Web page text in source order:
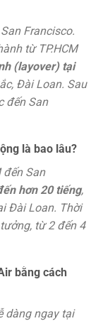
Francisco.
từ TP.HCM
(layover) tại
Đài Loan. Sau
đến San
là bao lâu?
đến San
hơn 20 tiếng,
Đài Loan. Thời
từ 2 đến 4
bằng cách
dàng ngay tại